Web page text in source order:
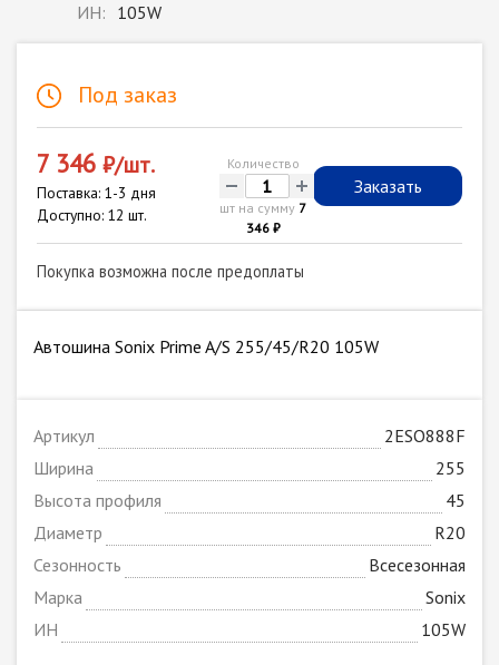
ИН: 105W
Под заказ
7 346 ₽/шт.
Поставка: 1-3 дня
Доступно: 12 шт.
Количество
- +
шт на сумму 7
346 ₽
Заказать
Покупка возможна после предоплаты
Автошина Sonix Prime A/S 255/45/R20 105W
Артикул
2ESO888F
Ширина
255
Высота профиля
45
Диаметр
R20
Сезонность
Всесезонная
Марка
Sonix
ИН
105W